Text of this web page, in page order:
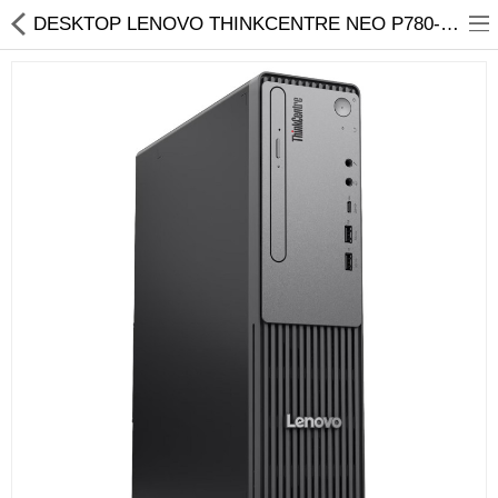
Kompýuter aksesuarlary
DESKTOP LENOVO THINKCENTRE NEO P780-001AQ CORE I5 12400/16GB/512GB SSD/WIN11 (90TY001GCD) | Ýyndam Tehnika Dünýäsi